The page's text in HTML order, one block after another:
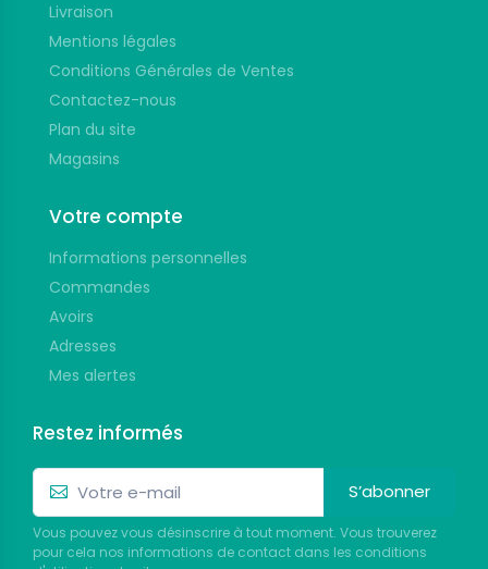
Livraison
Mentions légales
Conditions Générales de Ventes
Contactez-nous
Plan du site
Magasins
Votre compte
Informations personnelles
Commandes
Avoirs
Adresses
Mes alertes
Restez informés
S’abonner
Vous pouvez vous désinscrire à tout moment. Vous trouverez
pour cela nos informations de contact dans les conditions